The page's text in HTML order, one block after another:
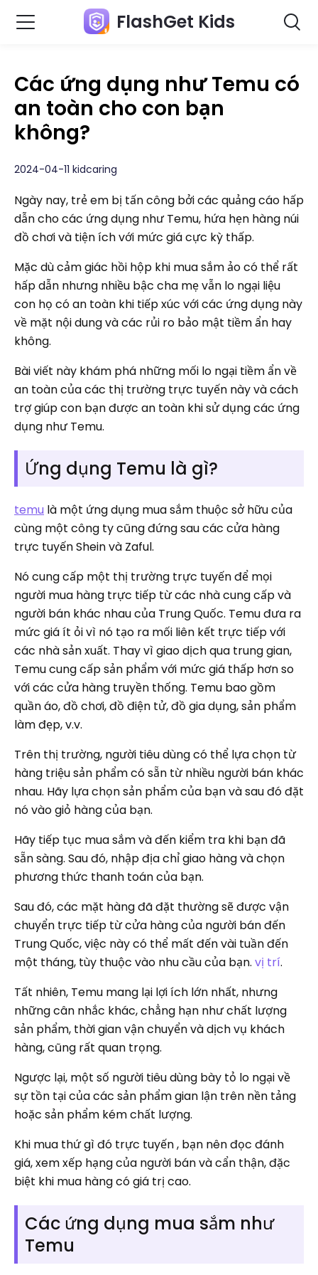
FlashGet Kids
Các ứng dụng như Temu có
an toàn cho con bạn
không?
2024-04-11 kidcaring
Ngày nay, trẻ em bị tấn công bởi các quảng cáo hấp
dẫn cho các ứng dụng như Temu, hứa hẹn hàng núi
đồ chơi và tiện ích với mức giá cực kỳ thấp.
Mặc dù cảm giác hồi hộp khi mua sắm ảo có thể rất
hấp dẫn nhưng nhiều bậc cha mẹ vẫn lo ngại liệu
con họ có an toàn khi tiếp xúc với các ứng dụng này
về mặt nội dung và các rủi ro bảo mật tiềm ẩn hay
không.
Bài viết này khám phá những mối lo ngại tiềm ẩn về
an toàn của các thị trường trực tuyến này và cách
trợ giúp con bạn được an toàn khi sử dụng các ứng
dụng như Temu.
Ứng dụng Temu là gì?
temu là một ứng dụng mua sắm thuộc sở hữu của
cùng một công ty cũng đứng sau các cửa hàng
trực tuyến Shein và Zaful.
Nó cung cấp một thị trường trực tuyến để mọi
người mua hàng trực tiếp từ các nhà cung cấp và
người bán khác nhau của Trung Quốc. Temu đưa ra
mức giá ít ỏi vì nó tạo ra mối liên kết trực tiếp với
các nhà sản xuất. Thay vì giao dịch qua trung gian,
Temu cung cấp sản phẩm với mức giá thấp hơn so
với các cửa hàng truyền thống. Temu bao gồm
quần áo, đồ chơi, đồ điện tử, đồ gia dụng, sản phẩm
làm đẹp, v.v.
Trên thị trường, người tiêu dùng có thể lựa chọn từ
hàng triệu sản phẩm có sẵn từ nhiều người bán khác
nhau. Hãy lựa chọn sản phẩm của bạn và sau đó đặt
nó vào giỏ hàng của bạn.
Hãy tiếp tục mua sắm và đến kiểm tra khi bạn đã
sẵn sàng. Sau đó, nhập địa chỉ giao hàng và chọn
phương thức thanh toán của bạn.
Sau đó, các mặt hàng đã đặt thường sẽ được vận
chuyển trực tiếp từ cửa hàng của người bán đến
Trung Quốc, việc này có thể mất đến vài tuần đến
một tháng, tùy thuộc vào nhu cầu của bạn. vị trí.
Tất nhiên, Temu mang lại lợi ích lớn nhất, nhưng
những cân nhắc khác, chẳng hạn như chất lượng
sản phẩm, thời gian vận chuyển và dịch vụ khách
hàng, cũng rất quan trọng.
Ngược lại, một số người tiêu dùng bày tỏ lo ngại về
sự tồn tại của các sản phẩm gian lận trên nền tảng
hoặc sản phẩm kém chất lượng.
Khi mua thứ gì đó trực tuyến , bạn nên đọc đánh
giá, xem xếp hạng của người bán và cẩn thận, đặc
biệt khi mua hàng có giá trị cao.
Các ứng dụng mua sắm như
Temu